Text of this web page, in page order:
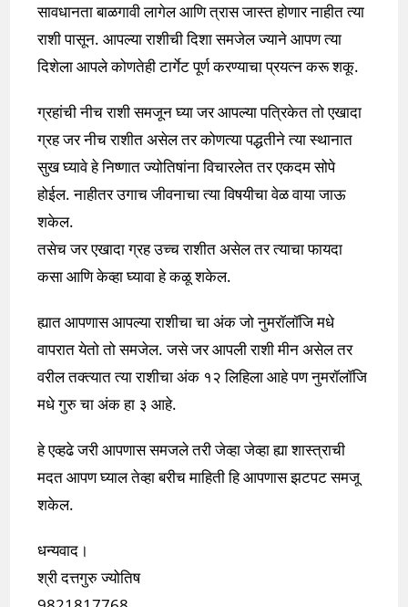
सावधानता बाळगावी लागेल आणि त्रास जास्त होणार नाहीत त्या
राशी पासून. आपल्या राशीची दिशा समजेल ज्याने आपण त्या
दिशेला आपले कोणतेही टार्गेट पूर्ण करण्याचा प्रयत्न करू शकू.
ग्रहांची नीच राशी समजून घ्या जर आपल्या पत्रिकेत तो एखादा
ग्रह जर नीच राशीत असेल तर कोणत्या पद्धतीने त्या स्थानात
सुख घ्यावे हे निष्णात ज्योतिषांना विचारलेत तर एकदम सोपे
होईल. नाहीतर उगाच जीवनाचा त्या विषयीचा वेळ वाया जाऊ
शकेल.
तसेच जर एखादा ग्रह उच्च राशीत असेल तर त्याचा फायदा
कसा आणि केव्हा घ्यावा हे कळू शकेल.
ह्यात आपणास आपल्या राशीचा चा अंक जो नुमरॉलॉजि मधे
वापरात येतो तो समजेल. जसे जर आपली राशी मीन असेल तर
वरील तक्त्यात त्या राशीचा अंक १२ लिहिला आहे पण नुमरॉलॉजि
मधे गुरु चा अंक हा ३ आहे.
हे एव्हढे जरी आपणास समजले तरी जेव्हा जेव्हा ह्या शास्त्राची
मदत आपण घ्याल तेव्हा बरीच माहिती हि आपणास झटपट समजू
शकेल.
धन्यवाद।
श्री दत्तगुरु ज्योतिष